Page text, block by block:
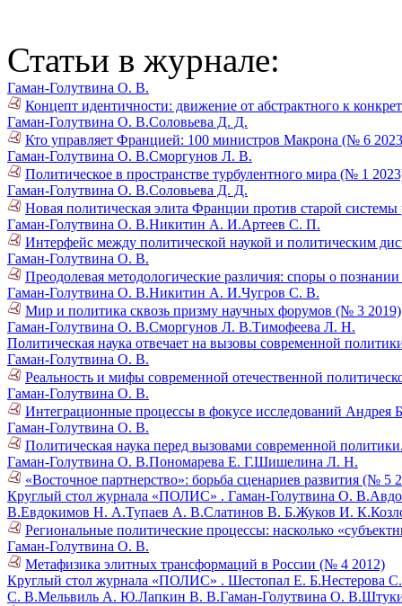
Статьи в журнале:
Гаман-Голутвина О. В.
Концепт идентичности: движение от абстрактного к
Гаман-Голутвина О. В.Соловьева Д. Д.
Кто управляет Францией: 100 министров Макрона (№ 6
Гаман-Голутвина О. В.Сморгунов Л. В.
Политическое в пространстве турбулентного мира (№ 1
Гаман-Голутвина О. В.Соловьева Д. Д.
Новая политическая элита Франции против старой
Гаман-Голутвина О. В.Никитин А. И.Артеев С. П.
Интерфейс между политической наукой и политическим
Гаман-Голутвина О. В.
Преодолевая методологические различия: споры о
Гаман-Голутвина О. В.Никитин А. И.Чугров С. В.
Мир и политика сквозь призму научных форумов (№ 3 2019)
Гаман-Голутвина О. В.Сморгунов Л. В.Тимофеева Л. Н.
Политическая наука отвечает на вызовы современной
Гаман-Голутвина О. В.
Реальность и мифы современной отечественной
Гаман-Голутвина О. В.
Интеграционные процессы в фокусе исследований Андрея
Гаман-Голутвина О. В.
Политическая наука перед вызовами современной
Гаман-Голутвина О. В.Пономарева Е. Г.Шишелина Л. Н.
«Восточное партнерство»: борьба сценариев развития (№ 5
Круглый стол журнала «ПОЛИС» . Гаман-Голутвина О. В.
В.Евдокимов Н. А.Тупаев А. В.Слатинов В. Б.Жуков И. К.
Региональные политические процессы: насколько
Гаман-Голутвина О. В.
Метафизика элитных трансформаций в России (№ 4 2012)
Круглый стол журнала «ПОЛИС» . Шестопал Е. Б.Нестерова
С. В.Мельвиль А. Ю.Лапкин В. В.Гаман-Голутвина О. В.